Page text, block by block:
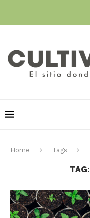
Home Tags
TAG: